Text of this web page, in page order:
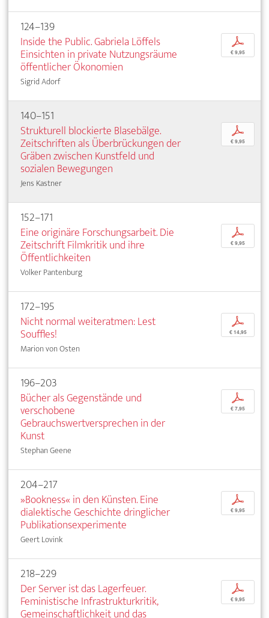
124–139
Inside the Public. Gabriela Löffels
Einsichten in private Nutzungsräume
öffentlicher Ökonomien
Sigrid Adorf
p
€ 9,95
140–151
Strukturell blockierte Blasebälge.
Zeitschriften als Überbrückungen der
Gräben zwischen Kunstfeld und
sozialen Bewegungen
Jens Kastner
p
€ 9,95
152–171
Eine originäre Forschungsarbeit. Die
Zeitschrift Filmkritik und ihre
Öffentlichkeiten
Volker Pantenburg
p
€ 9,95
172–195
Nicht normal weiteratmen: Lest
Souffles!
Marion von Osten
p
€ 14,95
196–203
Bücher als Gegenstände und
verschobene
Gebrauchswertversprechen in der
Kunst
Stephan Geene
p
€ 7,95
204–217
»Bookness« in den Künsten. Eine
dialektische Geschichte dringlicher
Publikationsexperimente
Geert Lovink
p
€ 9,95
218–229
Der Server ist das Lagerfeuer.
Feministische Infrastrukturkritik,
Gemeinschaftlichkeit und das
p
€ 9,95